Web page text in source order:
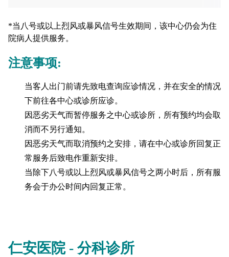
*当八号或以上烈风或暴风信号生效期间，该中心仍会为住
院病人提供服务。
注意事项:
当客人出门前请先致电查询应诊情况，并在安全的情况
下前往各中心或诊所应诊。
因恶劣天气而暂停服务之中心或诊所，所有预约均会取
消而不另行通知。
因恶劣天气而取消预约之安排，请在中心或诊所回复正
常服务后致电作重新安排。
当除下八号或以上烈风或暴风信号之两小时后，所有服
务会于办公时间内回复正常。
仁安医院 - 分科诊所